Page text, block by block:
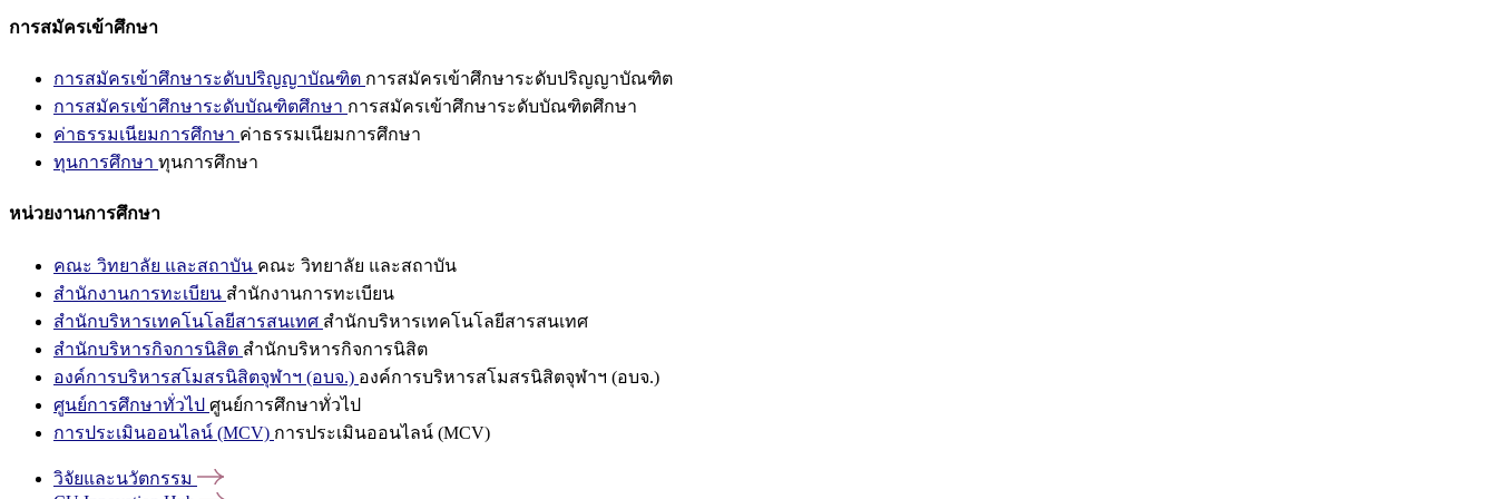
การสมัครเข้าศึกษา
การสมัครเข้าศึกษาระดับปริญญาบัณฑิต การสมัครเข้าศึกษาระดับปริญญาบัณฑิต
การสมัครเข้าศึกษาระดับบัณฑิตศึกษา การสมัครเข้าศึกษาระดับบัณฑิตศึกษา
ค่าธรรมเนียมการศึกษา ค่าธรรมเนียมการศึกษา
ทุนการศึกษา ทุนการศึกษา
หน่วยงานการศึกษา
คณะ วิทยาลัย และสถาบัน คณะ วิทยาลัย และสถาบัน
สำนักงานการทะเบียน สำนักงานการทะเบียน
สำนักบริหารเทคโนโลยีสารสนเทศ สำนักบริหารเทคโนโลยีสารสนเทศ
สำนักบริหารกิจการนิสิต สำนักบริหารกิจการนิสิต
องค์การบริหารสโมสรนิสิตจุฬาฯ (อบจ.) องค์การบริหารสโมสรนิสิตจุฬาฯ (อบจ.)
ศูนย์การศึกษาทั่วไป ศูนย์การศึกษาทั่วไป
การประเมินออนไลน์ (MCV) การประเมินออนไลน์ (MCV)
วิจัยและนวัตกรรม